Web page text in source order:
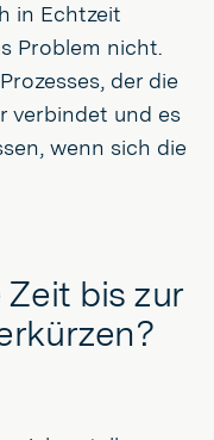
in Echtzeit
Problem nicht.
der die
verbindet und es
wenn sich die
Zeit bis zur